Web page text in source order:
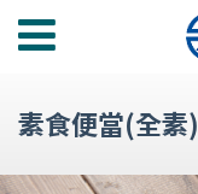
功
單
素食便當(全素)